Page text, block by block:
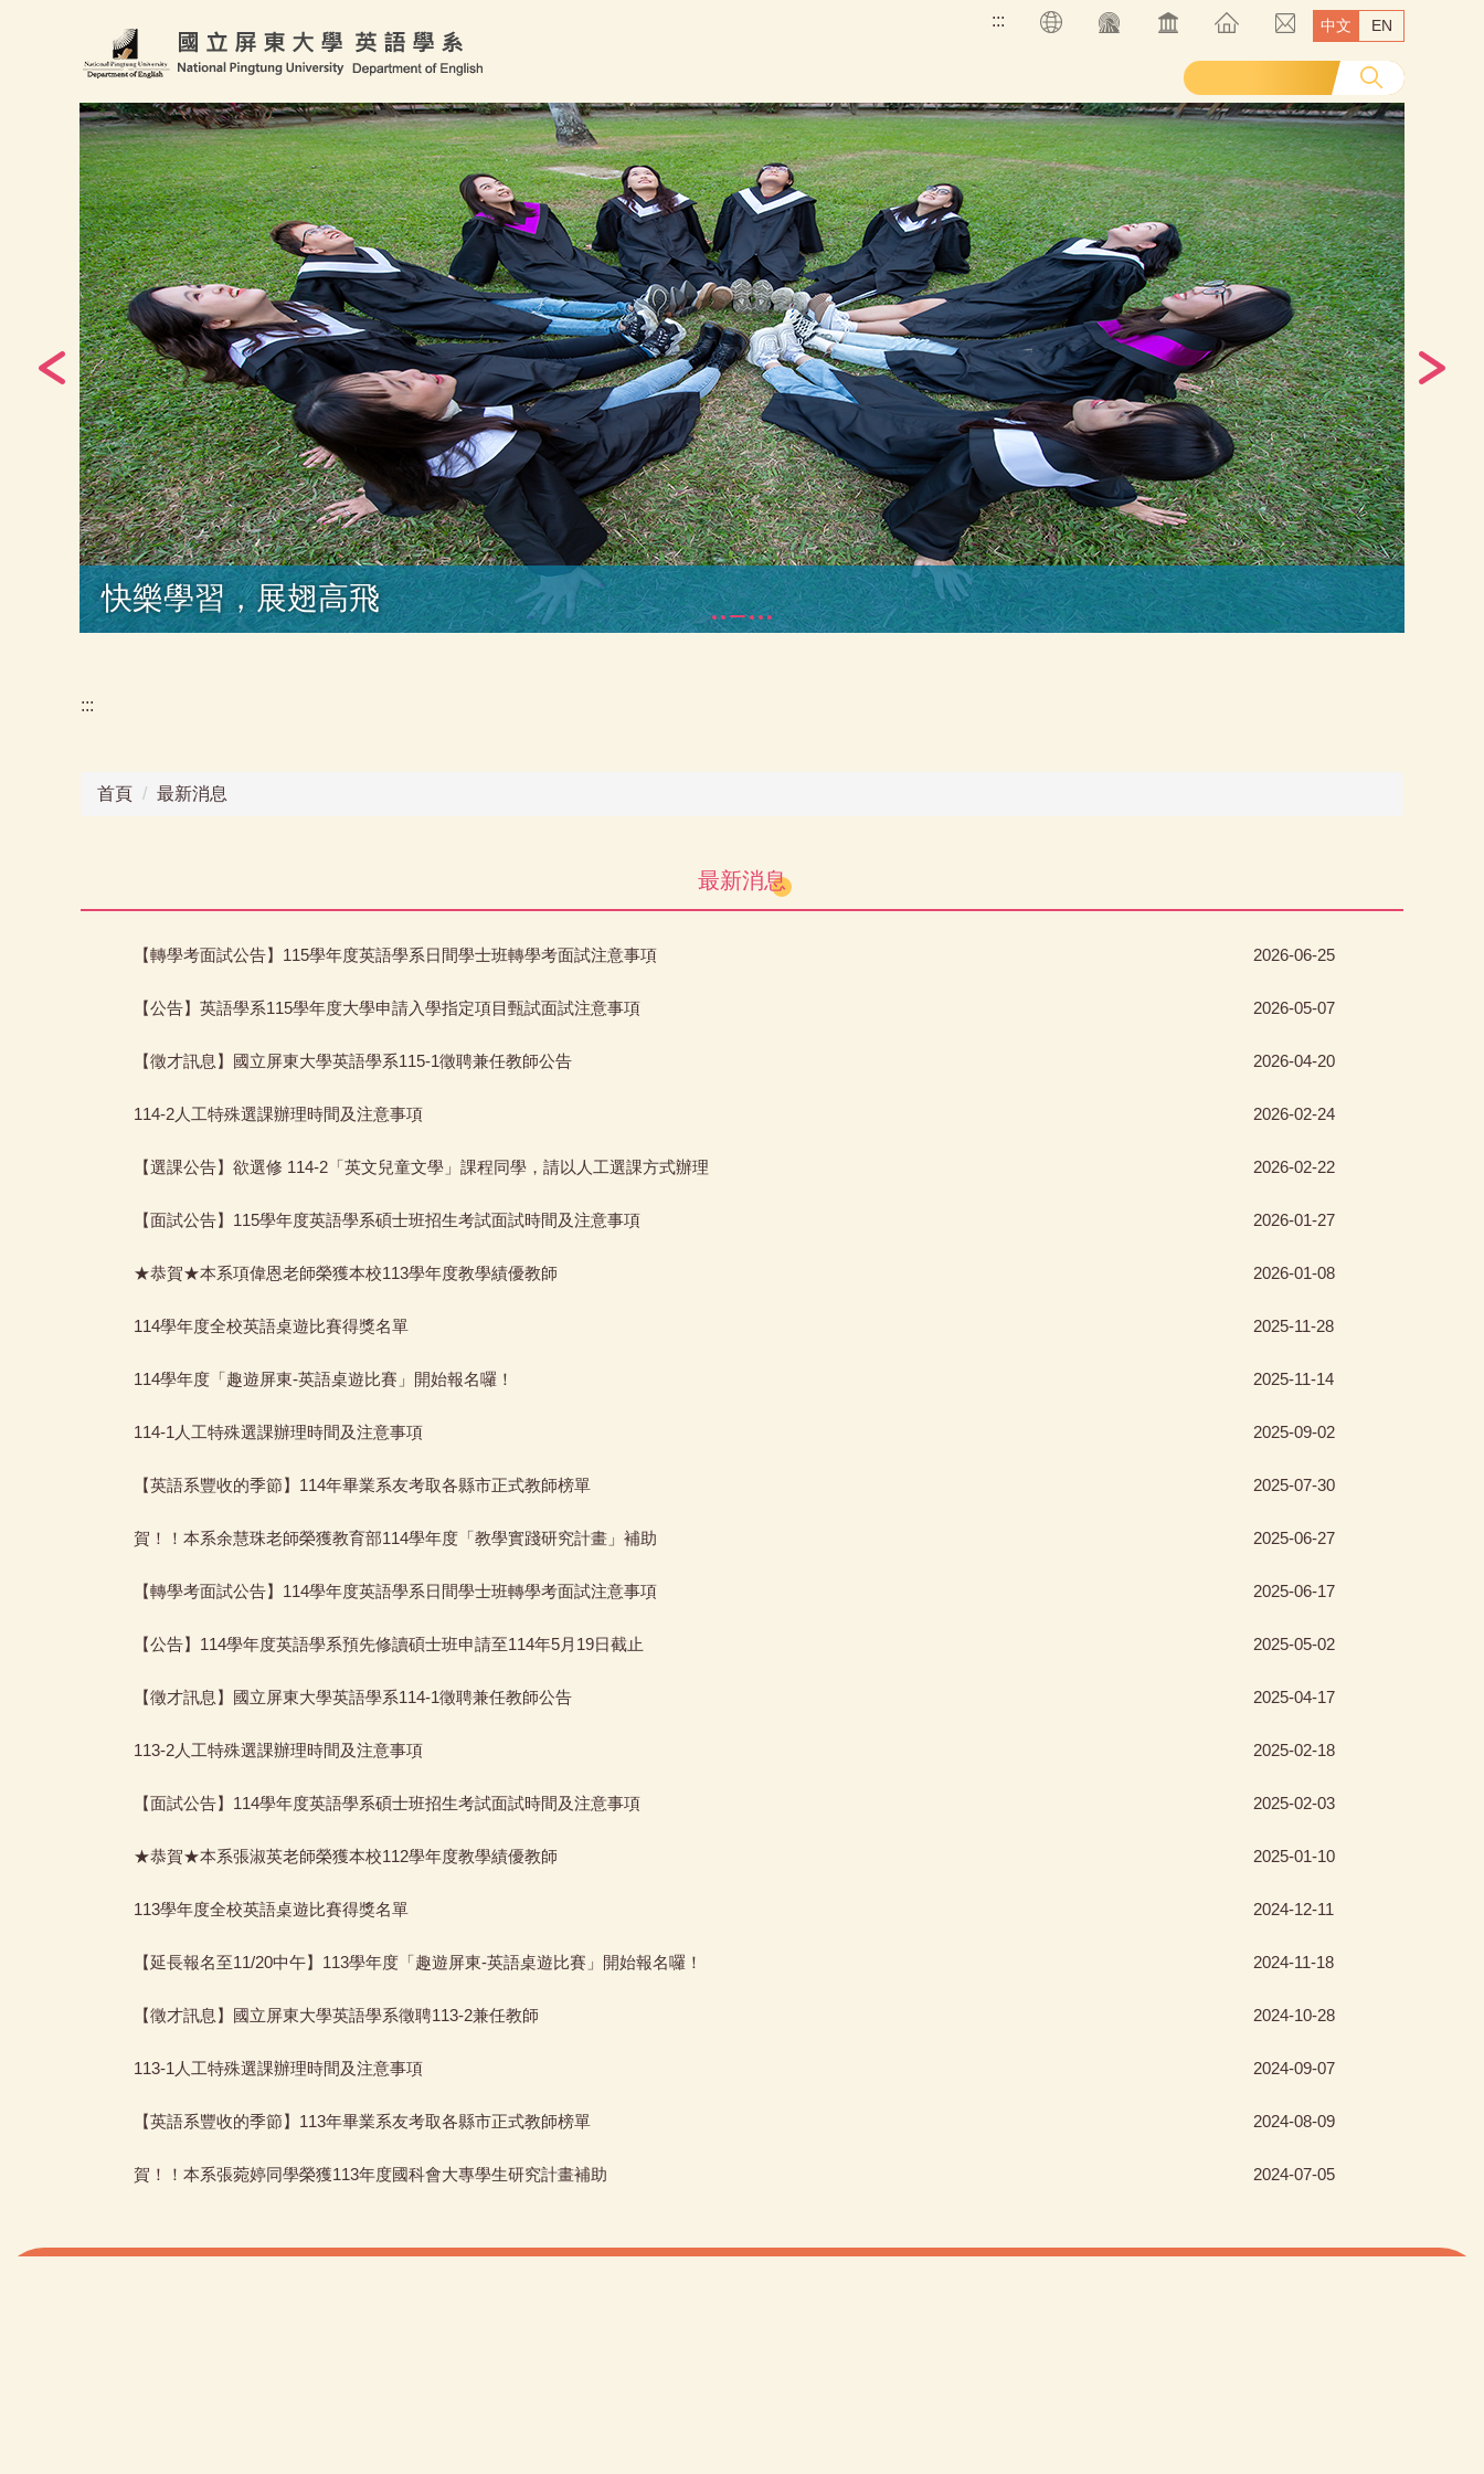
::: 中文 EN
快樂學習，展翅高飛
:::
首頁 最新消息
最新消息
【轉學考面試公告】115學年度英語學系日間學士班轉學考面試注意事項 2026-06-25
【公告】英語學系115學年度大學申請入學指定項目甄試面試注意事項 2026-05-07
【徵才訊息】國立屏東大學英語學系115-1徵聘兼任教師公告 2026-04-20
114-2人工特殊選課辦理時間及注意事項 2026-02-24
【選課公告】欲選修 114-2「英文兒童文學」課程同學，請以人工選課方式辦理 2026-02-22
【面試公告】115學年度英語學系碩士班招生考試面試時間及注意事項 2026-01-27
★恭賀★本系項偉恩老師榮獲本校113學年度教學績優教師 2026-01-08
114學年度全校英語桌遊比賽得獎名單 2025-11-28
114學年度「趣遊屏東-英語桌遊比賽」開始報名囉！ 2025-11-14
114-1人工特殊選課辦理時間及注意事項 2025-09-02
【英語系豐收的季節】114年畢業系友考取各縣市正式教師榜單 2025-07-30
賀！！本系余慧珠老師榮獲教育部114學年度「教學實踐研究計畫」補助 2025-06-27
【轉學考面試公告】114學年度英語學系日間學士班轉學考面試注意事項 2025-06-17
【公告】114學年度英語學系預先修讀碩士班申請至114年5月19日截止 2025-05-02
【徵才訊息】國立屏東大學英語學系114-1徵聘兼任教師公告 2025-04-17
113-2人工特殊選課辦理時間及注意事項 2025-02-18
【面試公告】114學年度英語學系碩士班招生考試面試時間及注意事項 2025-02-03
★恭賀★本系張淑英老師榮獲本校112學年度教學績優教師 2025-01-10
113學年度全校英語桌遊比賽得獎名單 2024-12-11
【延長報名至11/20中午】113學年度「趣遊屏東-英語桌遊比賽」開始報名囉！ 2024-11-18
【徵才訊息】國立屏東大學英語學系徵聘113-2兼任教師 2024-10-28
113-1人工特殊選課辦理時間及注意事項 2024-09-07
【英語系豐收的季節】113年畢業系友考取各縣市正式教師榜單 2024-08-09
賀！！本系張菀婷同學榮獲113年度國科會大專學生研究計畫補助 2024-07-05